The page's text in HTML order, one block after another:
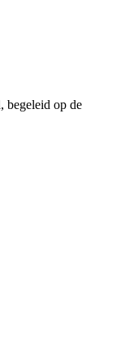
begeleid op de